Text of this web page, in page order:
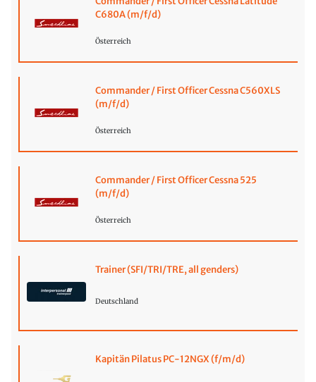
C680A (m/f/d)
Österreich
Commander / First Officer Cessna C560XLS
(m/f/d)
Österreich
Commander / First Officer Cessna 525
(m/f/d)
Österreich
Trainer (SFI/TRI/TRE, all genders)
Deutschland
Kapitän Pilatus PC-12NGX (f/m/d)